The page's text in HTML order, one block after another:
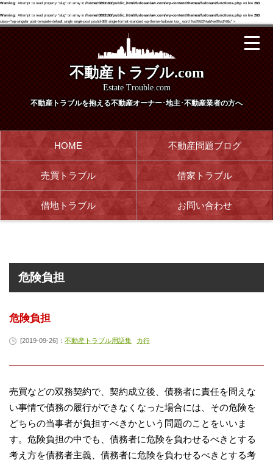
Warning: Attempt to read property "slug" on array in /home/r3893160/public_html/fudosanlaw.com/wp-content/themes/fudosan/functions.php on line 263
Warning: Attempt to read property "slug" on array in /home/r3893160/public_html/fudosanlaw.com/wp-content/themes/fudosan/functions.php on line 263
class="wp-singular post-template-default single single-post postid-889 single-format-standard wp-theme-fudosan tax_ word %e3%82%ab%e8%a1%8c" >
不動産トラブル.com
Estate Trouble.com
不動産トラブルを抱える不動産オーナー･地主･不動産業者の方へ
HOME 不動産問題ブログ
売買トラブル 借家トラブル
借地トラブル お問い合わせ
危険負担
危険負担
[2019-09-26]： 不動産トラブル用語集 カ行
売買などの双務契約で、契約成立後、債務者に責任を問えな
い事情で債務の履行ができなくなった場合には、その危険を
どちらの当事者が負担すべきかという問題のことをいいま
す。危険負担の中でも、債務者に危険を負わせるべきとする
考え方を債務者主義、債務者に危険を負わせるべきとする考